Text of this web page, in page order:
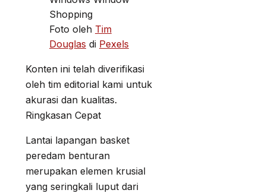
Foto oleh Tim
Douglas di Pexels
Konten ini telah diverifikasi
oleh tim editorial kami untuk
akurasi dan kualitas.
Ringkasan Cepat
Lantai lapangan basket
peredam benturan
merupakan elemen krusial
yang seringkali luput dari